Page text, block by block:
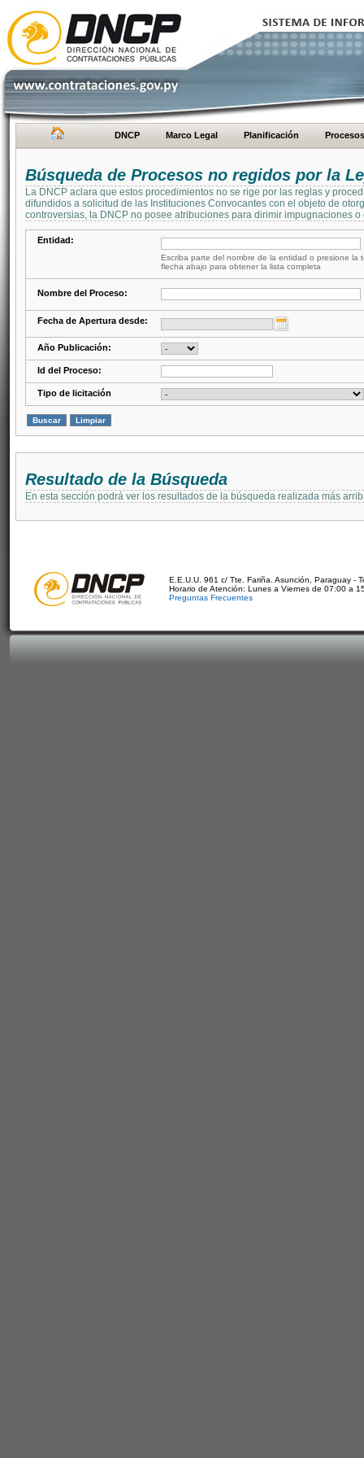
DNCP Marco Legal Planificación Procesos
Búsqueda de Procesos no regidos por la
La DNCP aclara que estos procedimientos no se rige por las reglas y
difundidos a solicitud de las Instituciones Convocantes con el objeto de
controversias, la DNCP no posee atribuciones para dirimir impugnaciones
Entidad:
Escriba parte del nombre de la entidad o presione la
flecha abajo para obtener la lista completa
Nombre del Proceso:
Fecha de Apertura desde:
Año Publicación:
Id del Proceso:
Tipo de licitación
Resultado de la Búsqueda
En esta sección podrá ver los resultados de la búsqueda realizada más
E.E.U.U. 961 c/ Tte. Fariña. Asunción, Paraguay -
Horario de Atención: Lunes a Viernes de 07:00 a
Preguntas Frecuentes